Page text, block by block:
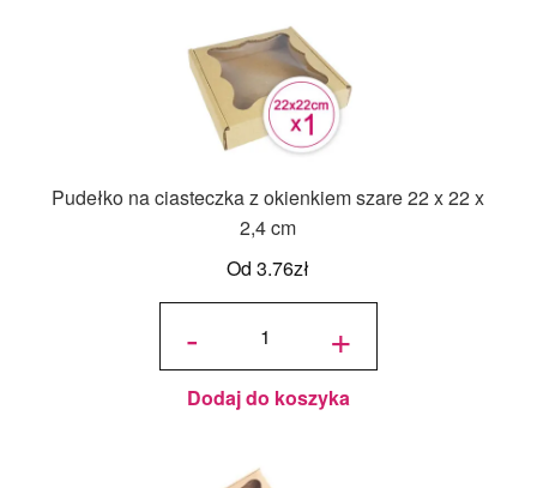
Pudełko na ciasteczka z okienkiem szare 22 x 22 x
2,4 cm
Od3.76zł
-
ilość
ciasteczka
okienkiem
szare 22 x
22 x 2,4
+
Dodaj do koszyka